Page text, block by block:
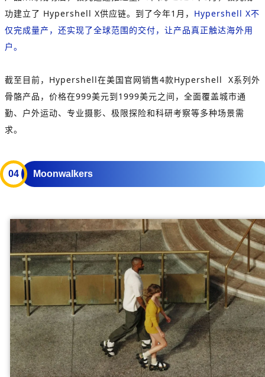
功建立了 Hypershell X供应链。到了今年1月， Hypershell X不
仅完成量产，还实现了全球范围的交付，让产品真正触达海外用
户。
截至目前，Hypershell在美国官网销售4款Hypershell X系列外
骨骼产品，价格在999美元到1999美元之间，全面覆盖城市通
勤、户外运动、专业摄影、极限探险和科研考察等多种场景需
求。
04 Moonwalkers